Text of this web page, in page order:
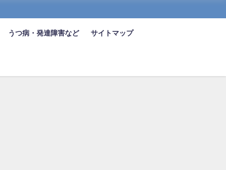
うつ病・発達障害など サイトマップ